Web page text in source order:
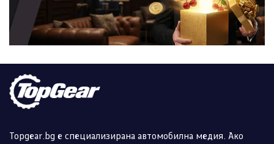
Topgear.bg е специализирана автомобилна медия. Ако